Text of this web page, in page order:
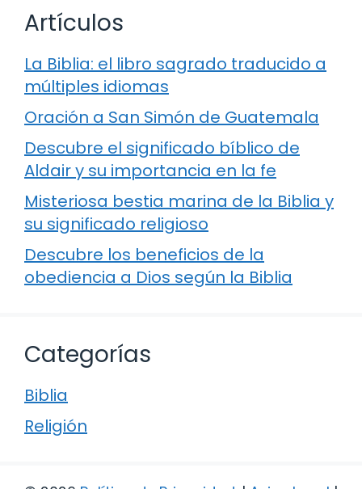
Artículos
La Biblia: el libro sagrado traducido a
múltiples idiomas
Oración a San Simón de Guatemala
Descubre el significado bíblico de
Aldair y su importancia en la fe
Misteriosa bestia marina de la Biblia y
su significado religioso
Descubre los beneficios de la
obediencia a Dios según la Biblia
Categorías
Biblia
Religión